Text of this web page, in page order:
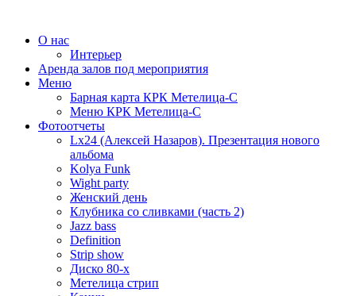
О нас
Интерьер
Аренда залов под мероприятия
Меню
Барная карта КРК Метелица-С
Меню КРК Метелица-С
Фотоотчеты
Lx24 (Алексей Назаров). Презентация нового
альбома
Kolya Funk
Wight party
Женский день
Клубника со сливками (часть 2)
Jazz bass
Definition
Strip show
Диско 80-х
Метелица стрип